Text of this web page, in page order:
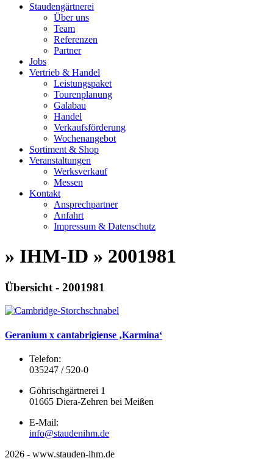
Staudengärtnerei
Über uns
Team
Referenzen
Partner
Jobs
Vertrieb & Handel
Leistungspaket
Tourenplanung
Galabau
Handel
Verkaufsförderung
Wochenangebot
Sortiment & Shop
Veranstaltungen
Werksverkauf
Messen
Kontakt
Ansprechpartner
Anfahrt
Impressum & Datenschutz
» IHM-ID » 2001981
Übersicht - 2001981
Geranium x cantabrigiense ‚Karmina‘
Telefon:
035247 / 520-0
Göhrischgärtnerei 1
01665 Diera-Zehren bei Meißen
E-Mail:
info@staudenihm.de
2026 - www.stauden-ihm.de